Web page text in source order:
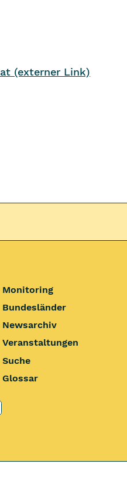
(externer Link)
Monitoring
Bundesländer
Newsarchiv
Veranstaltungen
Suche
Glossar
Seite